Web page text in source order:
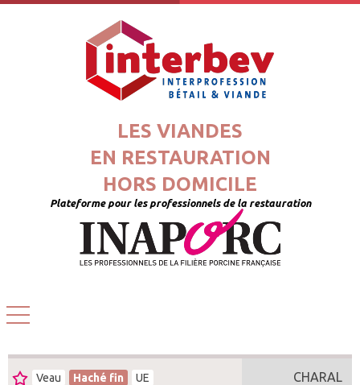
LES VIANDES
EN RESTAURATION
HORS DOMICILE
Plateforme pour les professionnels de la restauration
Veau Haché fin UE
CHARAL